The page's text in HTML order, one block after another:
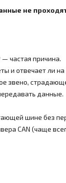
не
частая причина.
и отвечает ли
звено,
данные.
шине без
CAN (чаще